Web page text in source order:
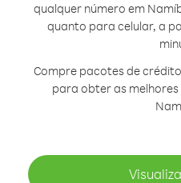
qualquer número em
quanto para celular, a
Compre pacotes de
para obter as